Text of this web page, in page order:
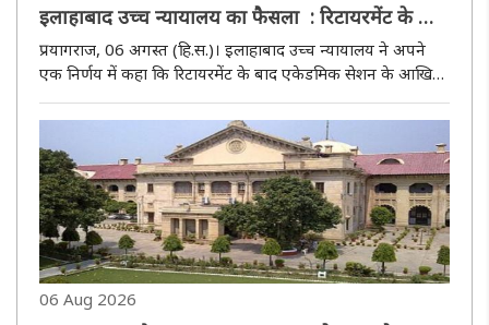
इलाहाबाद उच्च न्यायालय का फैसला : रिटायरमेंट के बाद
एकेडमिक सेशन के अंत तक नौकरी जारी रखने का हक
रिसर्च ड्यूटी पर तैनात टीचर को नहीं
प्रयागराज, 06 अगस्त (हि.स.)। इलाहाबाद उच्च न्यायालय ने अपने
एक निर्णय में कहा कि रिटायरमेंट के बाद एकेडमिक सेशन के आखिर
इसका दावा सिर्फ़ वही टीचर कर सकता है जो असल में रेगुलर टीचिंग
(नियमित..
06 Aug 2026